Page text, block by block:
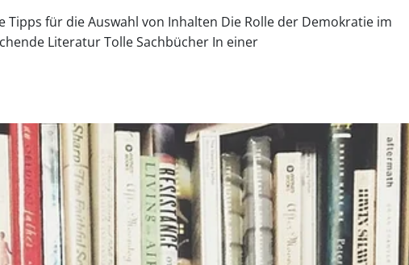
für die Auswahl von Inhalten Die Rolle der Demokratie im
Literatur Tolle Sachbücher In einer